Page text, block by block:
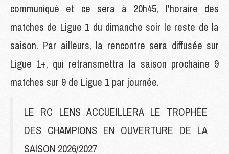
communiqué et ce sera à 20h45, l'horaire des
matches de Ligue 1 du dimanche soir le reste de la
saison. Par ailleurs, la rencontre sera diffusée sur
Ligue 1+, qui retransmettra la saison prochaine 9
matches sur 9 de Ligue 1 par journée.
LE RC LENS ACCUEILLERA LE TROPHÉE
DES CHAMPIONS EN OUVERTURE DE LA
SAISON 2026/2027